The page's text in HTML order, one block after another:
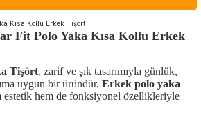
Kısa Kollu Erkek Tişört
Fit Polo Yaka Kısa Kollu Erkek
Tişört, zarif ve şık tasarımıyla günlük,
uygun bir üründür. Erkek polo yaka
estetik hem de fonksiyonel özellikleriyle